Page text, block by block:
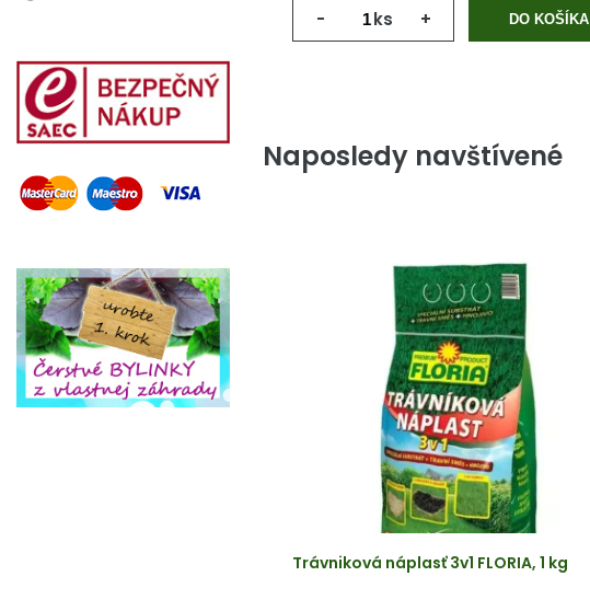
- ks + DO KOŠÍKA
Naposledy navštívené
Trávniková náplasť 3v1 FLORIA, 1 kg